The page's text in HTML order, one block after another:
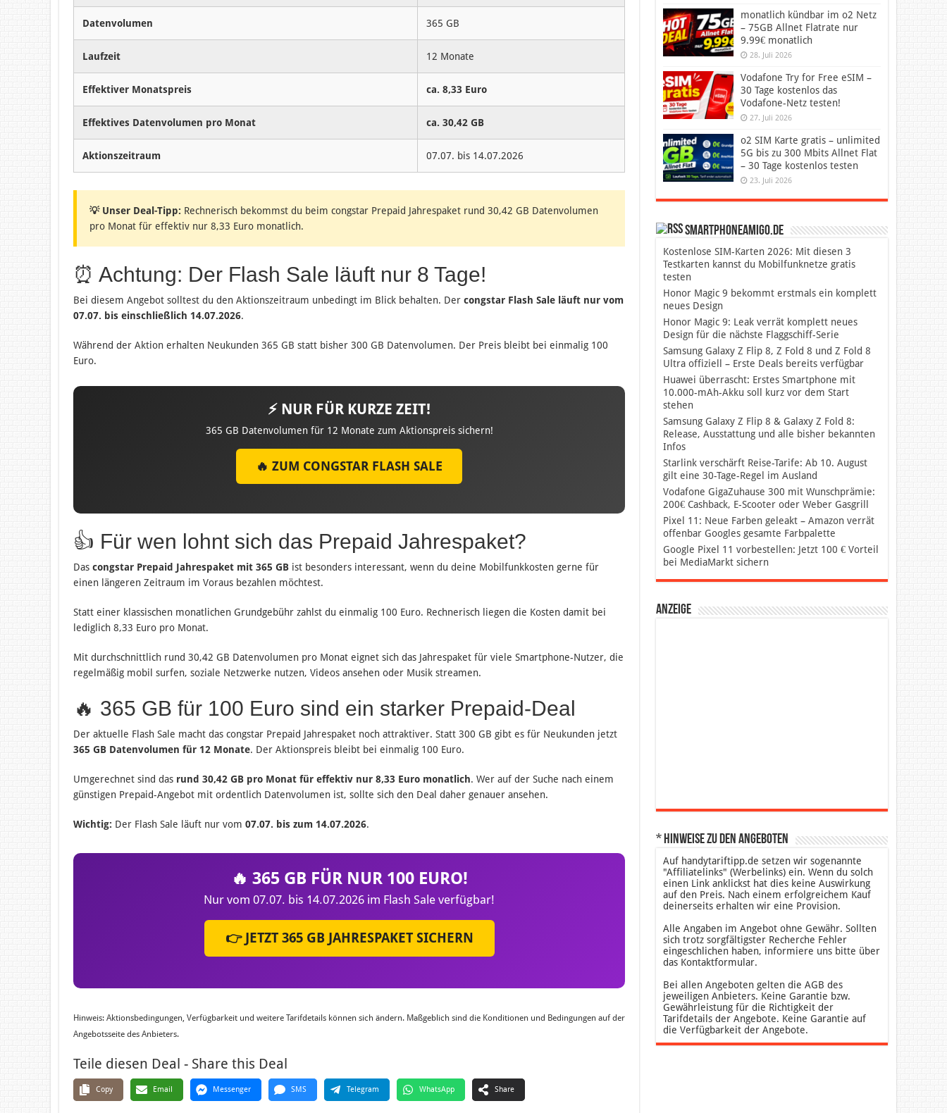
Datenvolumen 365 GB
Laufzeit 12 Monate
Effektiver Monatspreis ca. 8,33 Euro
Effektives Datenvolumen pro Monat ca. 30,42 GB
Aktionszeitraum 07.07. bis 14.07.2026
💡 Unser Deal-Tipp: Rechnerisch bekommst du beim congstar Prepaid Jahrespaket rund 30,42 GB Datenvolumen
pro Monat für effektiv nur 8,33 Euro monatlich.
⏰ Achtung: Der Flash Sale läuft nur 8 Tage!
Bei diesem Angebot solltest du den Aktionszeitraum unbedingt im Blick behalten. Der congstar Flash Sale läuft nur vom
07.07. bis einschließlich 14.07.2026.
Während der Aktion erhalten Neukunden 365 GB statt bisher 300 GB Datenvolumen. Der Preis bleibt bei einmalig 100
Euro.
⚡ NUR FÜR KURZE ZEIT!
365 GB Datenvolumen für 12 Monate zum Aktionspreis sichern!
🔥 ZUM CONGSTAR FLASH SALE
👍 Für wen lohnt sich das Prepaid Jahrespaket?
Das congstar Prepaid Jahrespaket mit 365 GB ist besonders interessant, wenn du deine Mobilfunkkosten gerne für
einen längeren Zeitraum im Voraus bezahlen möchtest.
Statt einer klassischen monatlichen Grundgebühr zahlst du einmalig 100 Euro. Rechnerisch liegen die Kosten damit bei
lediglich 8,33 Euro pro Monat.
Mit durchschnittlich rund 30,42 GB Datenvolumen pro Monat eignet sich das Jahrespaket für viele Smartphone-Nutzer, die
regelmäßig mobil surfen, soziale Netzwerke nutzen, Videos ansehen oder Musik streamen.
🔥 365 GB für 100 Euro sind ein starker Prepaid-Deal
Der aktuelle Flash Sale macht das congstar Prepaid Jahrespaket noch attraktiver. Statt 300 GB gibt es für Neukunden jetzt
365 GB Datenvolumen für 12 Monate. Der Aktionspreis bleibt bei einmalig 100 Euro.
Umgerechnet sind das rund 30,42 GB pro Monat für effektiv nur 8,33 Euro monatlich. Wer auf der Suche nach einem
günstigen Prepaid-Angebot mit ordentlich Datenvolumen ist, sollte sich den Deal daher genauer ansehen.
Wichtig: Der Flash Sale läuft nur vom 07.07. bis zum 14.07.2026.
🔥 365 GB FÜR NUR 100 EURO!
Nur vom 07.07. bis 14.07.2026 im Flash Sale verfügbar!
👉 JETZT 365 GB JAHRESPAKET SICHERN
Hinweis: Aktionsbedingungen, Verfügbarkeit und weitere Tarifdetails können sich ändern. Maßgeblich sind die Konditionen und Bedingungen auf der
Angebotsseite des Anbieters.
Teile diesen Deal - Share this Deal
Copy Email Messenger SMS Telegram WhatsApp Share
monatlich kündbar im o2 Netz
– 75GB Allnet Flatrate nur
9.99€ monatlich
28. Juli 2026
Vodafone Try for Free eSIM –
30 Tage kostenlos das
Vodafone-Netz testen!
27. Juli 2026
o2 SIM Karte gratis – unlimited
5G bis zu 300 Mbits Allnet Flat
– 30 Tage kostenlos testen
23. Juli 2026
SmartphoneAmigo.de
Kostenlose SIM-Karten 2026: Mit diesen 3
Testkarten kannst du Mobilfunknetze gratis
testen
Honor Magic 9 bekommt erstmals ein komplett
neues Design
Honor Magic 9: Leak verrät komplett neues
Design für die nächste Flaggschiff-Serie
Samsung Galaxy Z Flip 8, Z Fold 8 und Z Fold 8
Ultra offiziell – Erste Deals bereits verfügbar
Huawei überrascht: Erstes Smartphone mit
10.000-mAh-Akku soll kurz vor dem Start
stehen
Samsung Galaxy Z Flip 8 & Galaxy Z Fold 8:
Release, Ausstattung und alle bisher bekannten
Infos
Starlink verschärft Reise-Tarife: Ab 10. August
gilt eine 30-Tage-Regel im Ausland
Vodafone GigaZuhause 300 mit Wunschprämie:
200€ Cashback, E-Scooter oder Weber Gasgrill
Pixel 11: Neue Farben geleakt – Amazon verrät
offenbar Googles gesamte Farbpalette
Google Pixel 11 vorbestellen: Jetzt 100 € Vorteil
bei MediaMarkt sichern
Anzeige
* Hinweise zu den Angeboten
Auf handytariftipp.de setzen wir sogenannte
"Affiliatelinks" (Werbelinks) ein. Wenn du solch
einen Link anklickst hat dies keine Auswirkung
auf den Preis. Nach einem erfolgreichem Kauf
deinerseits erhalten wir eine Provision.
Alle Angaben im Angebot ohne Gewähr. Sollten
sich trotz sorgfältigster Recherche Fehler
eingeschlichen haben, informiere uns bitte über
das Kontaktformular.
Bei allen Angeboten gelten die AGB des
jeweiligen Anbieters. Keine Garantie bzw.
Gewährleistung für die Richtigkeit der
Tarifdetails der Angebote. Keine Garantie auf
die Verfügbarkeit der Angebote.